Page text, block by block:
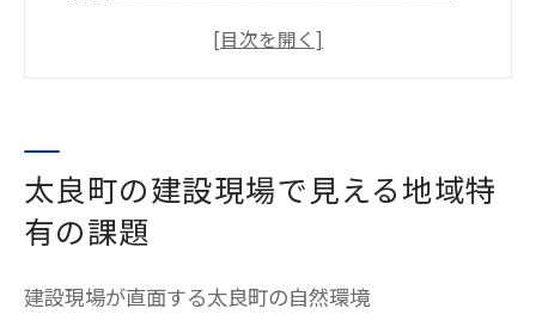
建設労働環境と地域住民の関係性を探る
建設業が支える太良町の生活環境と未来像
建設業がもたらす太良町の生活基盤強化
太良町の未来を形作る建設とインフラ発展
太良町の建設現場で見える地域特
有の課題
建設現場が直面する太良町の自然環境